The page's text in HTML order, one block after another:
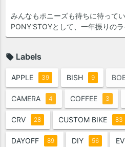
みんなもポニーズも待ちに待って
PONY'STOYとして、一年振りの
Labels
APPLE 39 BISH 9
CAMERA 4 COFFEE 3
CRV 28 CUSTOM BIKE 83
DAYOFF 89 DIY 56